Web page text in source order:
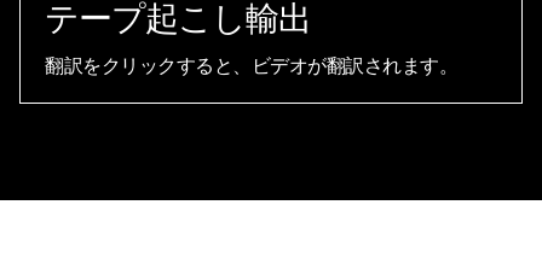
テープ起こし輸出
翻訳をクリックすると、ビデオが翻訳されます。